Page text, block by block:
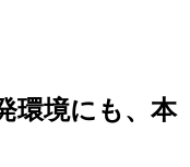
環境にも、本